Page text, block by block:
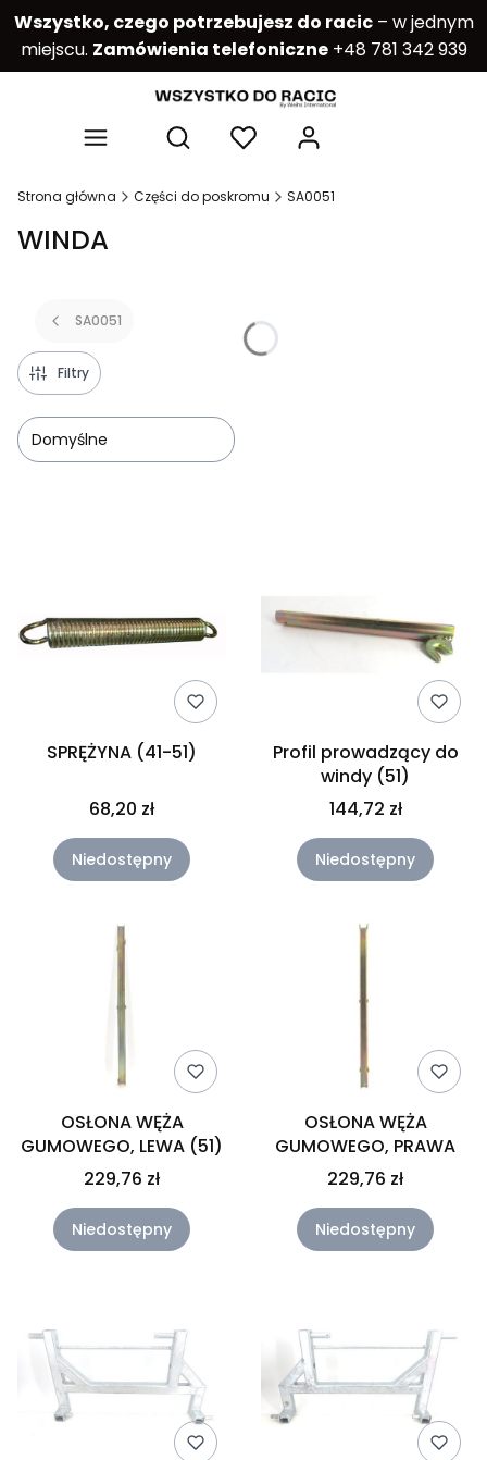
Wszystko, czego potrzebujesz do racic– w jednym
miejscu. Zamówienia telefoniczne+48 781 342 939
Otwórz wyszukiwarkę
Strona główna Części do poskromu SA0051
WINDA
SA0051
Filtry
Domyślne
SPRĘŻYNA (41-51)
68,20 zł
Niedostępny
Profil prowadzący do
windy (51)
144,72 zł
Niedostępny
OSŁONA WĘŻA
GUMOWEGO, LEWA (51)
229,76 zł
Niedostępny
OSŁONA WĘŻA
GUMOWEGO, PRAWA
229,76 zł
Niedostępny